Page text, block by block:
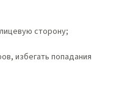
сторону;
избегать попадания